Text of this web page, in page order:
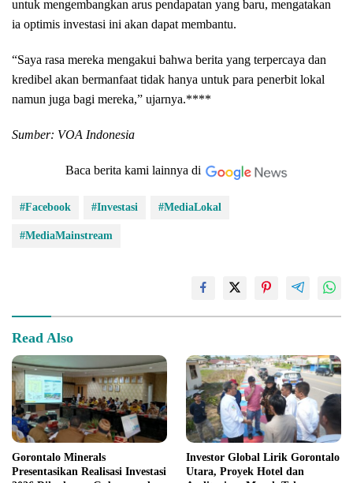
untuk mengembangkan arus pendapatan yang baru, mengatakan
ia optimis investasi ini akan dapat membantu.
“Saya rasa mereka mengakui bahwa berita yang terpercaya dan
kredibel akan bermanfaat tidak hanya untuk para penerbit lokal
namun juga bagi mereka,” ujarnya.****
Sumber: VOA Indonesia
Baca berita kami lainnya di
#Facebook #Investasi #MediaLokal
#MediaMainstream
Read Also
Gorontalo Minerals
Presentasikan Realisasi Investasi
Investor Global Lirik Gorontalo
Utara, Proyek Hotel dan